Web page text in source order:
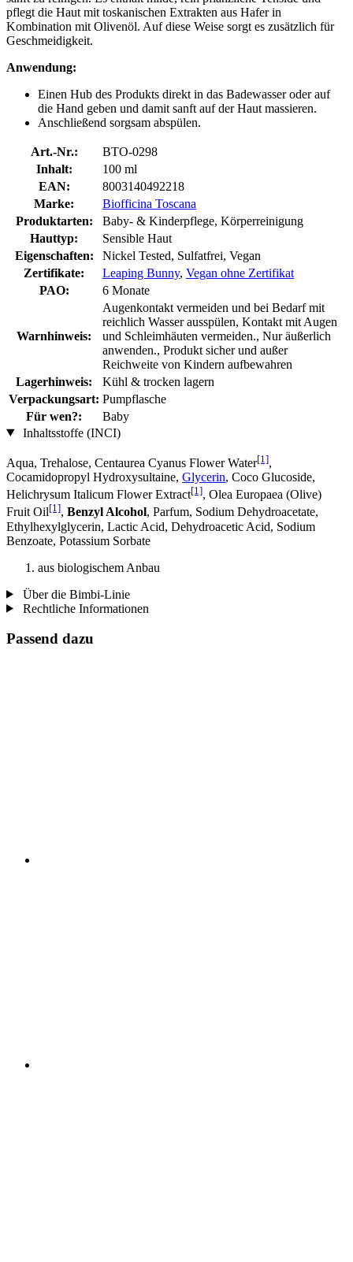
pflegt die Haut mit toskanischen Extrakten aus Hafer in
Kombination mit Olivenöl. Auf diese Weise sorgt es zusätzlich für
Geschmeidigkeit.
Anwendung:
Einen Hub des Produkts direkt in das Badewasser oder auf
die Hand geben und damit sanft auf der Haut massieren.
Anschließend sorgsam abspülen.
Art.-Nr.:
BTO-0298
Inhalt:
100 ml
EAN:
8003140492218
Marke:
Biofficina Toscana
Produktarten:
Baby- & Kinderpflege, Körperreinigung
Hauttyp:
Sensible Haut
Eigenschaften:
Nickel Tested, Sulfatfrei, Vegan
Zertifikate:
Leaping Bunny, Vegan ohne Zertifikat
PAO:
6 Monate
Warnhinweis:
Augenkontakt vermeiden und bei Bedarf mit
reichlich Wasser ausspülen, Kontakt mit Augen
und Schleimhäuten vermeiden., Nur äußerlich
anwenden., Produkt sicher und außer
Reichweite von Kindern aufbewahren
Lagerhinweis:
Kühl & trocken lagern
Verpackungsart: Pumpflasche
Für wen?:
Baby
Inhaltsstoffe (INCI)
Aqua, Trehalose, Centaurea Cyanus Flower Water[1],
Cocamidopropyl Hydroxysultaine, Glycerin, Coco Glucoside,
Helichrysum Italicum Flower Extract[1], Olea Europaea (Olive)
Fruit Oil[1], Benzyl Alcohol, Parfum, Sodium Dehydroacetate,
Ethylhexylglycerin, Lactic Acid, Dehydroacetic Acid, Sodium
Benzoate, Potassium Sorbate
aus biologischem Anbau
Über die Bimbi-Linie
Rechtliche Informationen
Passend dazu